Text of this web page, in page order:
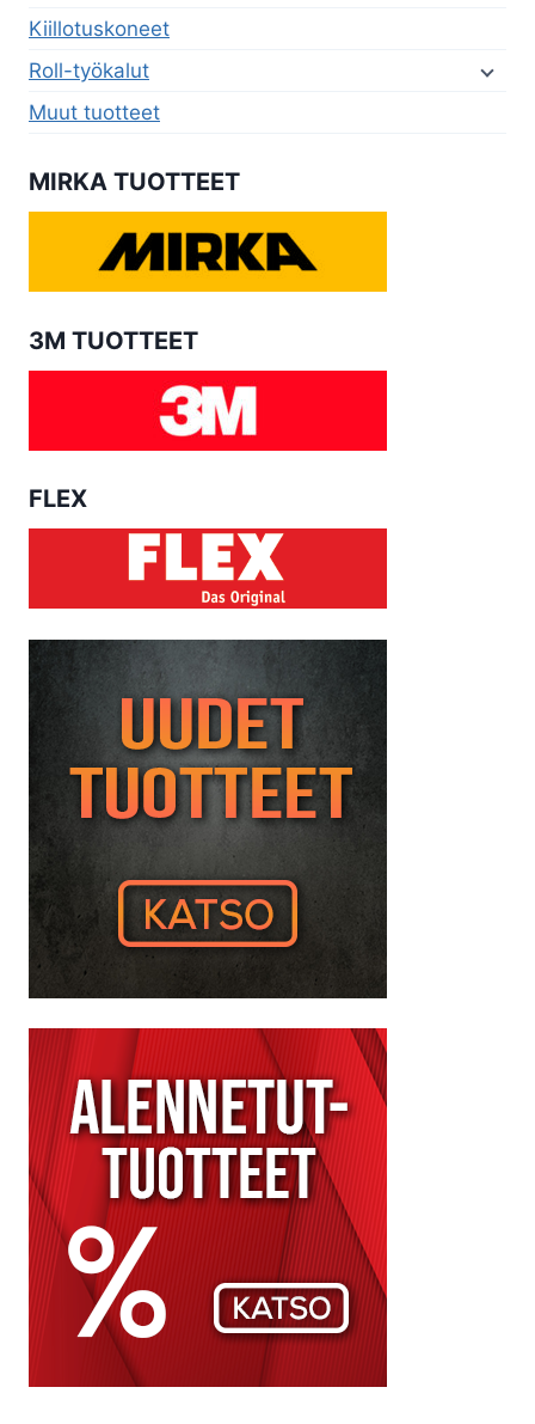
Kiillotuskoneet
Roll-työkalut
Muut tuotteet
MIRKA TUOTTEET
3M TUOTTEET
FLEX